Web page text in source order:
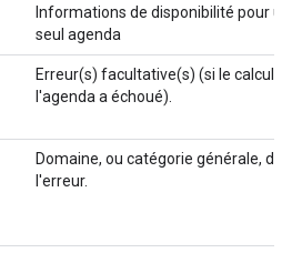
Informations de disponibilité pour un
seul agenda
Erreur(s) facultative(s) (si le calcul
l'agenda a échoué).
Domaine, ou catégorie générale, de
l'erreur.